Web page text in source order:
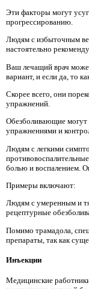
Эти факторы могут
прогрессированию.
Людям с избыточным
настоятельно
Ваш лечащий врач
вариант, и если да, то
Скорее всего, они
упражнений.
Обезболивающие могут
упражнениями и
Людям с легкими
болью и воспалением.
Примеры включают:
Людям с умеренным и
рецептурные
Помимо трамадола,
препараты, так как
Инъекции
Медицинские